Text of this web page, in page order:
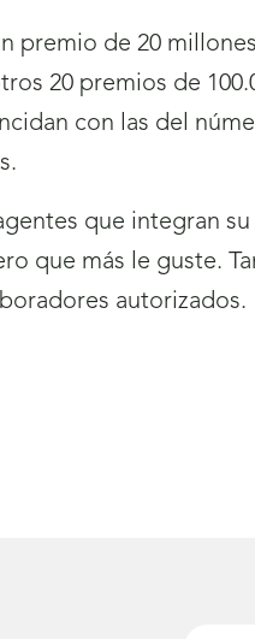
premio de 20
20 premios de
con las del
que integran
que más le guste.
autorizados.